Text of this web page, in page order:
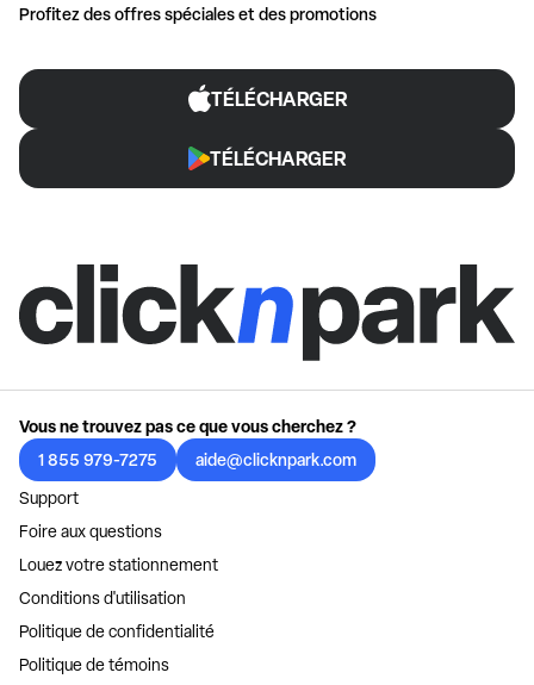
Profitez des offres spéciales et des promotions
TÉLÉCHARGER
TÉLÉCHARGER
Vous ne trouvez pas ce que vous cherchez ?
1 855 979-7275
aide@clicknpark.com
Support
Foire aux questions
Louez votre stationnement
Conditions d'utilisation
Politique de confidentialité
Politique de témoins